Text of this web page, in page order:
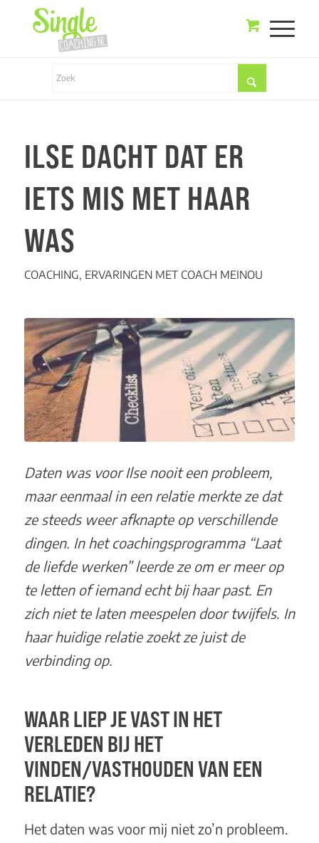
ILSE DACHT DAT ER
IETS MIS MET HAAR
WAS
COACHING, ERVARINGEN MET COACH MEINOU
Daten was voor Ilse nooit een probleem,
maar eenmaal in een relatie merkte ze dat
ze steeds weer afknapte op verschillende
dingen. In het coachingsprogramma “Laat
de liefde werken” leerde ze om er meer op
te letten of iemand echt bij haar past. En
zich niet te laten meespelen door twijfels. In
haar huidige relatie zoekt ze juist de
verbinding op.
WAAR LIEP JE VAST IN HET
VERLEDEN BIJ HET
VINDEN/VASTHOUDEN VAN EEN
RELATIE?
Het daten was voor mij niet zo’n probleem.